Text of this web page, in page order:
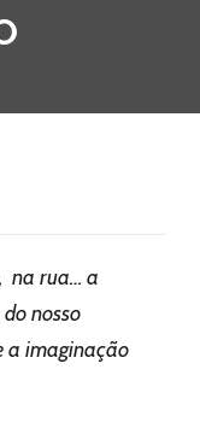
na rua… a
nosso
a imaginação